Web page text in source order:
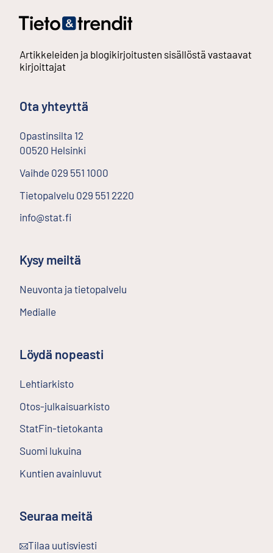
Artikkeleiden ja blogikirjoitusten sisällöstä vastaavat
kirjoittajat
Ota yhteyttä
Opastinsilta 12
00520 Helsinki
Vaihde 029 551 1000
Tietopalvelu 029 551 2220
info@stat.fi
Kysy meiltä
Neuvonta ja tietopalvelu
Medialle
Löydä nopeasti
Lehtiarkisto
Otos-julkaisuarkisto
StatFin-tietokanta
Suomi lukuina
Kuntien avainluvut
Seuraa meitä
Tilaa uutisviesti
Ulkoinen linkki